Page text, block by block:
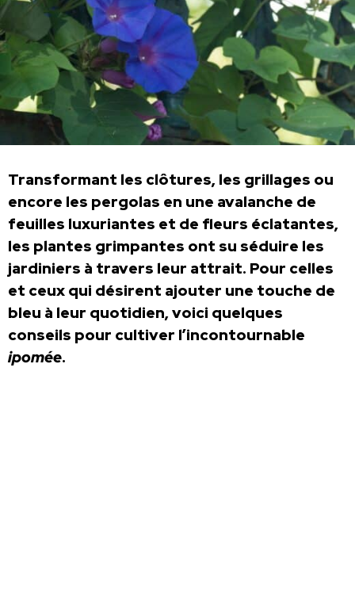
Transformant les clôtures, les grillages ou
encore les pergolas en une avalanche de
feuilles luxuriantes et de fleurs éclatantes,
les plantes grimpantes ont su séduire les
jardiniers à travers leur attrait. Pour celles
et ceux qui désirent ajouter une touche de
bleu à leur quotidien, voici quelques
conseils pour cultiver l’incontournable
ipomée.